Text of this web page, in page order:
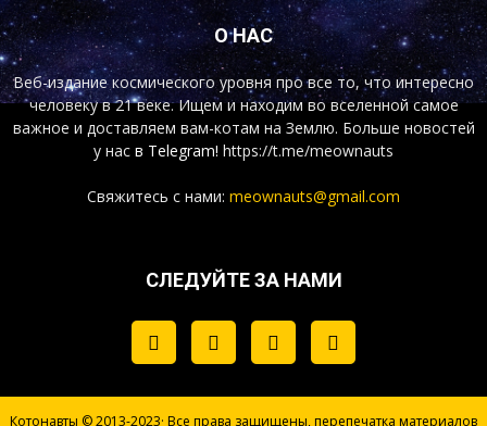
О НАС
Веб-издание космического уровня про все то, что интересно
человеку в 21 веке. Ищем и находим во вселенной самое
важное и доставляем вам-котам на Землю. Больше новостей
у нас в Telegram! https://t.me/meownauts
Свяжитесь с нами: meownauts@gmail.com
СЛЕДУЙТЕ ЗА НАМИ
Котонавты © 2013-2023· Все права защищены, перепечатка материалов